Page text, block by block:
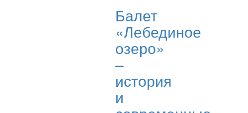
Балет
«Лебединое
озеро»
–
история
и